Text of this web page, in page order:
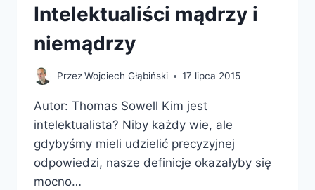
Intelektualiści mądrzy i
niemądrzy
PrzezWojciech Głąbiński 17 lipca 2015
Autor: Thomas Sowell Kim jest
intelektualista? Niby każdy wie, ale
gdybyśmy mieli udzielić precyzyjnej
odpowiedzi, nasze definicje okazałyby się
mocno…